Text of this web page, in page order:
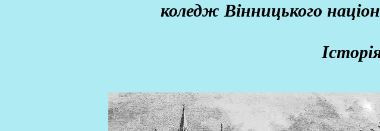
коледж Вінницького